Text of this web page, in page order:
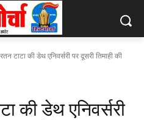
टाटा की डेथ एनिवर्सरी पर दूसरी तिमाही की
की डेथ एनिवर्सरी